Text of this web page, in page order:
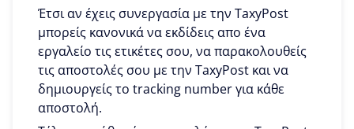
Έτσι αν έχεις συνεργασία με την TaxyPost
μπορείς κανονικά να εκδίδεις απο ένα
εργαλείο τις ετικέτες σου, να παρακολουθείς
τις αποστολές σου με την TaxyPost και να
δημιουργείς το tracking number για κάθε
αποστολή.